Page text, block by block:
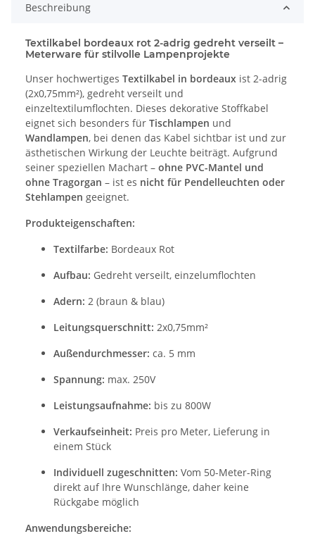
Beschreibung
Textilkabel bordeaux rot 2-adrig gedreht verseilt –
Meterware für stilvolle Lampenprojekte
Unser hochwertiges Textilkabel in bordeaux ist 2-adrig
(2x0,75mm²), gedreht verseilt und
einzeltextilumflochten. Dieses dekorative Stoffkabel
eignet sich besonders für Tischlampen und
Wandlampen, bei denen das Kabel sichtbar ist und zur
ästhetischen Wirkung der Leuchte beiträgt. Aufgrund
seiner speziellen Machart – ohne PVC-Mantel und
ohne Tragorgan – ist es nicht für Pendelleuchten oder
Stehlampen geeignet.
Produkteigenschaften:
Textilfarbe: Bordeaux Rot
Aufbau: Gedreht verseilt, einzelumflochten
Adern: 2 (braun & blau)
Leitungsquerschnitt: 2x0,75mm²
Außendurchmesser: ca. 5 mm
Spannung: max. 250V
Leistungsaufnahme: bis zu 800W
Verkaufseinheit: Preis pro Meter, Lieferung in
einem Stück
Individuell zugeschnitten: Vom 50-Meter-Ring
direkt auf Ihre Wunschlänge, daher keine
Rückgabe möglich
Anwendungsbereiche: